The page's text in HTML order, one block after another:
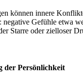
können innere
negative Gefühle etwa
Starre oder zielloser
der Persönlichkeit